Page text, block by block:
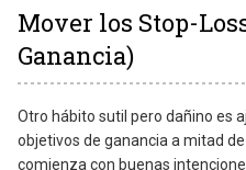
Mover los Stop-
Ganancia)
Otro hábito sutil pero dañino es
objetivos de ganancia a mitad
comienza con buenas